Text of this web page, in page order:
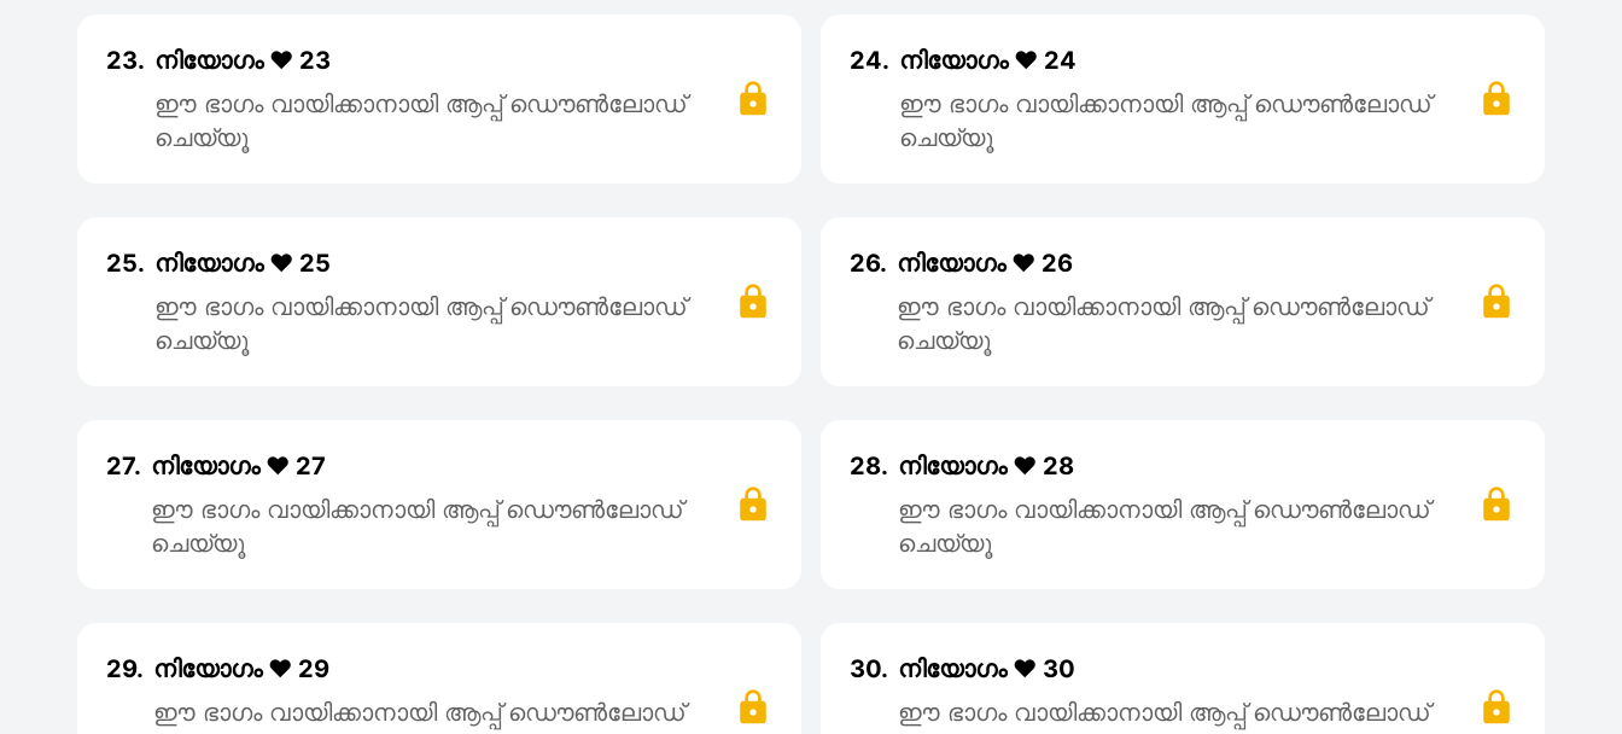
23. നിയോഗം ❤️ 23
ഈ ഭാഗം വായിക്കാനായി ആപ്പ് ഡൌൺലോഡ്
ചെയ്യൂ
24. നിയോഗം ❤️ 24
ഈ ഭാഗം വായിക്കാനായി ആപ്പ് ഡൌൺലോഡ്
ചെയ്യൂ
25. നിയോഗം ❤️ 25
ഈ ഭാഗം വായിക്കാനായി ആപ്പ് ഡൌൺലോഡ്
ചെയ്യൂ
26. നിയോഗം ❤️ 26
ഈ ഭാഗം വായിക്കാനായി ആപ്പ് ഡൌൺലോഡ്
ചെയ്യൂ
27. നിയോഗം ❤️ 27
ഈ ഭാഗം വായിക്കാനായി ആപ്പ് ഡൌൺലോഡ്
ചെയ്യൂ
28. നിയോഗം ❤️ 28
ഈ ഭാഗം വായിക്കാനായി ആപ്പ് ഡൌൺലോഡ്
ചെയ്യൂ
29. നിയോഗം ❤️ 29
ഈ ഭാഗം വായിക്കാനായി ആപ്പ് ഡൌൺലോഡ്
30. നിയോഗം ❤️ 30
ഈ ഭാഗം വായിക്കാനായി ആപ്പ് ഡൌൺലോഡ്